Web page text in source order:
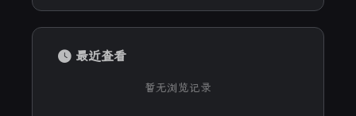
最近查看
暂无浏览记录